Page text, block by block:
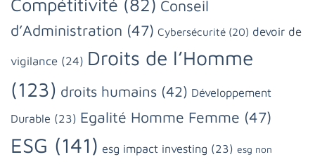
Compétitivité (82) Conseil
d’Administration (47) Cybersécurité (20) devoir de
vigilance (24) Droits de l’Homme
(123) droits humains (42) Développement
Durable (23) Egalité Homme Femme (47)
ESG (141) esg impact investing (23) esg non